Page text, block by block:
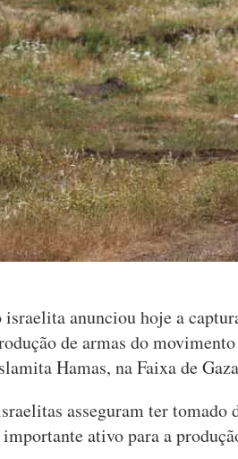
anunciou hoje a
de armas do
Hamas, na Faixa de
asseguram ter tomado
ativo para a